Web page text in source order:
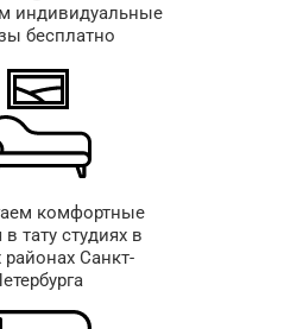
индивидуальные
бесплатно
комфортные
тату студиях в
районах Санкт-